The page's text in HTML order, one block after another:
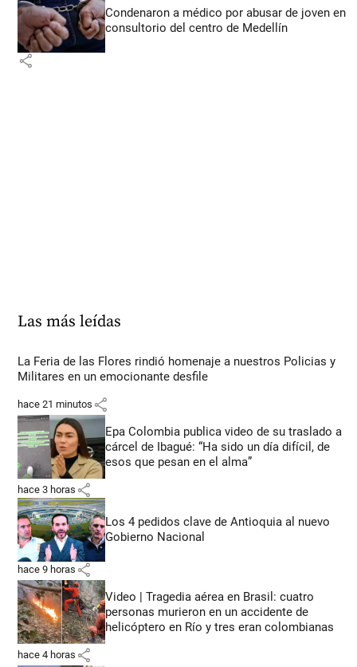
Condenaron a médico por abusar de joven en
consultorio del centro de Medellín
share
Las más leídas
La Feria de las Flores rindió homenaje a nuestros Policias y
Militares en un emocionante desfile
hace 21 minutos share
Epa Colombia publica video de su traslado a
cárcel de Ibagué: “Ha sido un día difícil, de
esos que pesan en el alma”
hace 3 horas share
Los 4 pedidos clave de Antioquia al nuevo
Gobierno Nacional
hace 9 horas share
Video | Tragedia aérea en Brasil: cuatro
personas murieron en un accidente de
helicóptero en Río y tres eran colombianas
hace 4 horas share